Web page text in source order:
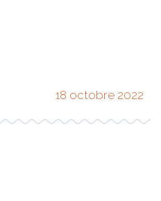
18 octobre 2022